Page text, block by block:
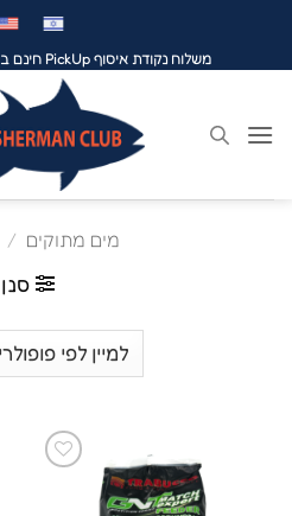
משלוח נקודת איסוף PickUp חינם ברכישה מעל 300 ש"ח באתר
מים מתוקים /
סנן